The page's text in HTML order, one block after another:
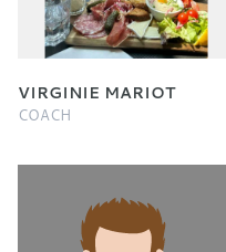
VIRGINIE MARIOT
COACH